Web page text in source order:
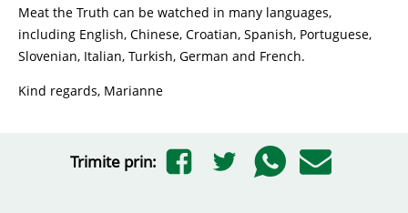
Meat the Truth can be watched in many languages,
including English, Chinese, Croatian, Spanish, Portuguese,
Slovenian, Italian, Turkish, German and French.
Kind regards, Marianne
Trimite prin: